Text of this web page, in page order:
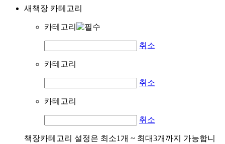
새책장 카테고리
카테고리
취소
카테고리
취소
카테고리
취소
책장카테고리 설정은 최소1개 ~ 최대3개까지 가능합니